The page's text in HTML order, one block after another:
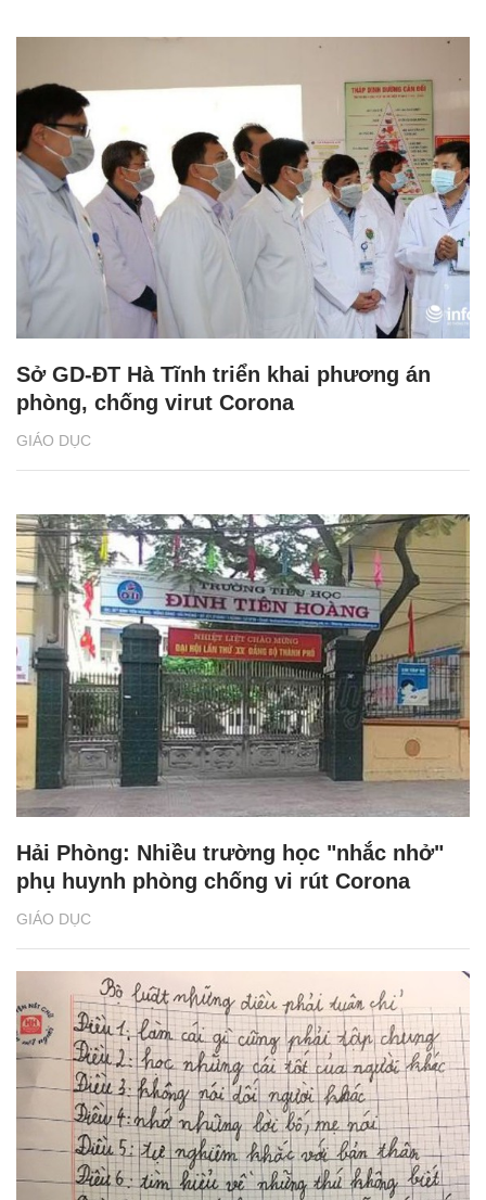
GIÁO DỤC
Sở GD-ĐT Hà Tĩnh triển khai phương án
phòng, chống virut Corona
GIÁO DỤC
Hải Phòng: Nhiều trường học "nhắc nhở"
phụ huynh phòng chống vi rút Corona